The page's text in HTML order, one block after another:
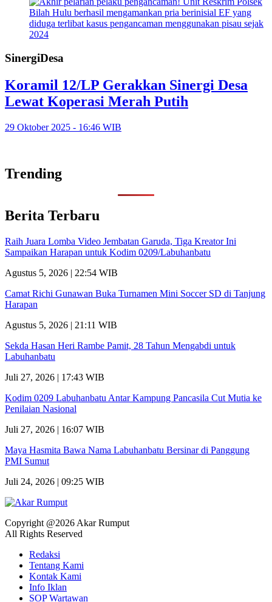
SinergiDesa
Koramil 12/LP Gerakkan Sinergi Desa
Lewat Koperasi Merah Putih
29 Oktober 2025 - 16:46 WIB
Trending
Berita Terbaru
Raih Juara Lomba Video Jembatan Garuda, Tiga Kreator Ini
Sampaikan Harapan untuk Kodim 0209/Labuhanbatu
Agustus 5, 2026 | 22:54 WIB
Camat Richi Gunawan Buka Turnamen Mini Soccer SD di Tanjung
Harapan
Agustus 5, 2026 | 21:11 WIB
Sekda Hasan Heri Rambe Pamit, 28 Tahun Mengabdi untuk
Labuhanbatu
Juli 27, 2026 | 17:43 WIB
Kodim 0209 Labuhanbatu Antar Kampung Pancasila Cut Mutia ke
Penilaian Nasional
Juli 27, 2026 | 16:07 WIB
Maya Hasmita Bawa Nama Labuhanbatu Bersinar di Panggung
PMI Sumut
Juli 24, 2026 | 09:25 WIB
Copyright @2026 Akar Rumput
All Rights Reserved
Redaksi
Tentang Kami
Kontak Kami
Info Iklan
SOP Wartawan